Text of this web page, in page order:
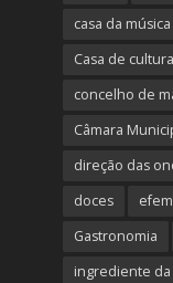
casa da
Casa de
concelho de
Câmara
direção das
doces
Gastronomia
ingrediente da